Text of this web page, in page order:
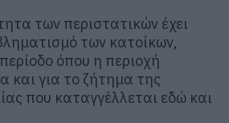
των περιστατικών έχει
των κατοίκων,
όπου η περιοχή
και για το ζήτημα της
που καταγγέλλεται εδώ και